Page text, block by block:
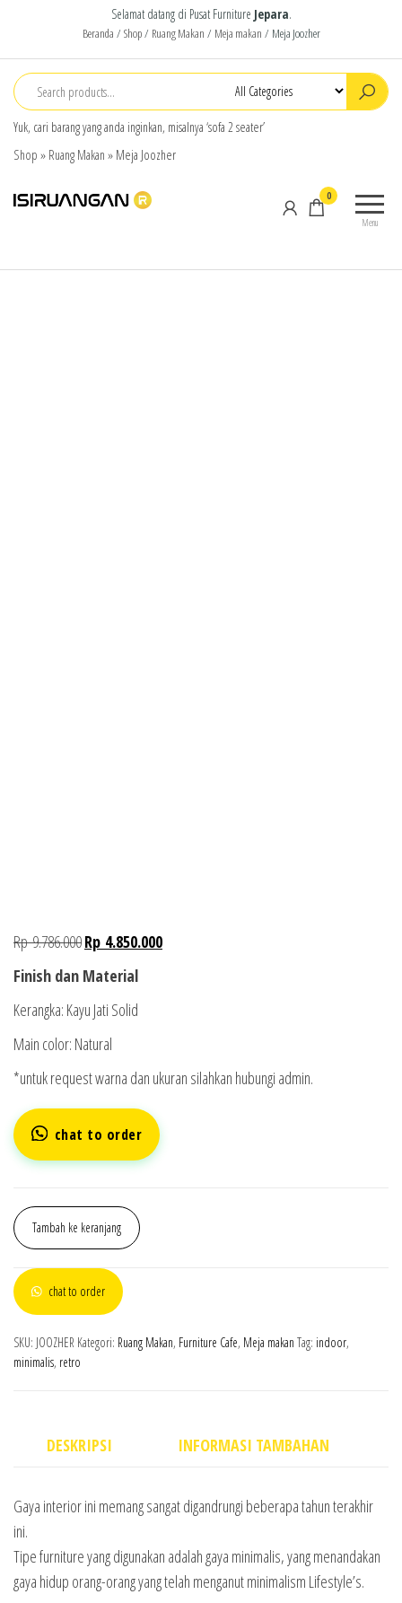
Selamat datang di Pusat Furniture Jepara.
Beranda / Shop/ Ruang Makan / Meja makan / Meja Joozher
Yuk, cari barang yang anda inginkan, misalnya ‘sofa 2 seater’
Shop » Ruang Makan » Meja Joozher
products
Menu
0
Rp9.786.000Rp 4.850.000
Finish dan Material
Kerangka: Kayu Jati Solid
Main color: Natural
*untuk request warna dan ukuran silahkan hubungi admin.
chat to order
Tambah ke keranjang
chat to order
SKU: JOOZHER Kategori: Ruang Makan, Furniture Cafe, Meja makan Tag: indoor,
minimalis, retro
DESKRIPSI INFORMASI TAMBAHAN
Gaya interior ini memang sangat digandrungi beberapa tahun terakhir
ini.
Tipe furniture yang digunakan adalah gaya minimalis, yang menandakan
gaya hidup orang-orang yang telah menganut minimalism Lifestyle’s.